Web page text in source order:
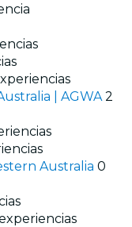
| AGWA 2
Australia 0